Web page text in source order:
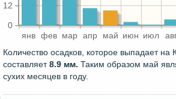
янв фев мар апр май июн июл
0
12
Количество осадков, которое выпадает
составляет8.9 мм. Таким образом май
сухих месяцев в году.